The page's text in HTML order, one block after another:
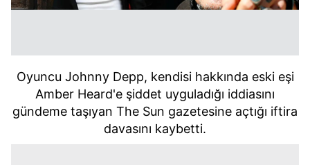
Oyuncu Johnny Depp, kendisi hakkında eski eşi
Amber Heard'e şiddet uyguladığı iddiasını
gündeme taşıyan The Sun gazetesine açtığı iftira
davasını kaybetti.